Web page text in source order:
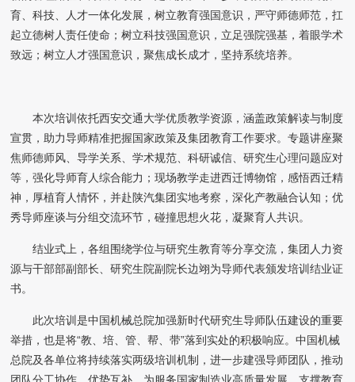
育、科技、人才一体化发展，树立教育强国意识，严守师德师范，扛
起立德树人责任使命；树立科技强国意识，立足强院强基，着眼学术
致远；树立人才强国意识，聚焦成长成才，坚持系统培养。
本次培训依托西安交通大学优质教学资源，涵盖政策解读与制度
宣贯，助力导师精准把握国家政策及集团教育工作要求。专题讲座聚
焦师德师风、导学关系、学术规范、科研诚信、研究生心理问题应对
等，强化导师育人综合能力；现场教学走进西迁博物馆，感悟西迁精
神，厚植育人情怀，并赴陕汽集团实地考察，深化产教融合认知；优
秀导师座谈与分组交流环节，碰撞思想火花，凝聚育人共识。
结业式上，各组围绕学位与研究生教育等分享交流，集团人力资
源与干部部副部长、研究生院副院长边翊为导师代表颁发培训结业证
书。
此次培训是中国机械总院加强新时代研究生导师队伍建设的重要
举措，也是将“教、培、管、帮、带”落到实处的积极响应。中国机械
总院及各单位将持续落实两级培训机制，进一步建强导师团队，推动
团队分工协作、优势互补，为服务国家制造业高质量发展、支撑教育